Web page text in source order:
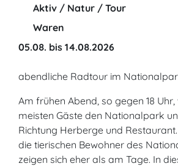
Aktiv / Natur / Tour
Waren
05.08. bis 14.08.2026
abendliche Radtour im
Am frühen Abend, so gegen 18
meisten Gäste den Nationalpark
Richtung Herberge und
die tierischen Bewohner des
zeigen sich eher als am Tage. In